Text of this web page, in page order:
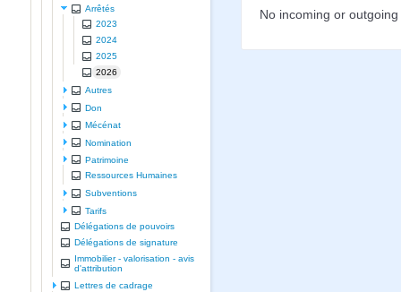
Arrêtés
2023
2024
2025
2026
Autres
Don
Mécénat
Nomination
Patrimoine
Ressources Humaines
Subventions
Tarifs
Délégations de pouvoirs
Délégations de signature
Immobilier - valorisation - avis
d'attribution
Lettres de cadrage
No incoming or